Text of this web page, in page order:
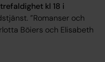
kl 18 i
”Romanser och
Böiers och Elisabeth